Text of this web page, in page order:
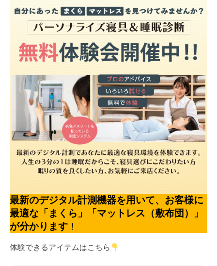
最新のデジタル計測機器を用いて、お客様に
最適な「まくら」「マットレス（敷布団）」
が分かります ！
体験できるアイテムはこちら